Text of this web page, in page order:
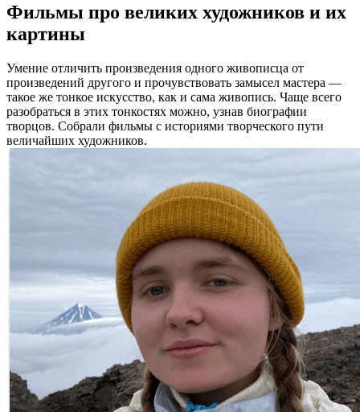
Фильмы про великих художников и их
картины
Умение отличить произведения одного живописца от
произведений другого и прочувствовать замысел мастера —
такое же тонкое искусство, как и сама живопись. Чаще всего
разобраться в этих тонкостях можно, узнав биографии
творцов. Собрали фильмы с историями творческого пути
величайших художников.